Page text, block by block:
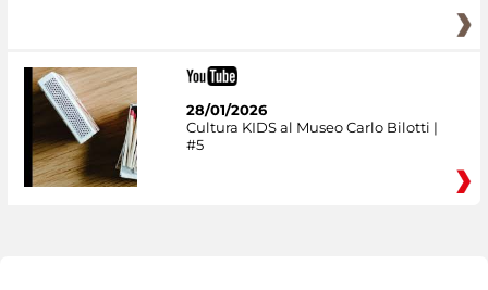
28/01/2026
Cultura KIDS al Museo Carlo Bilotti |
#5